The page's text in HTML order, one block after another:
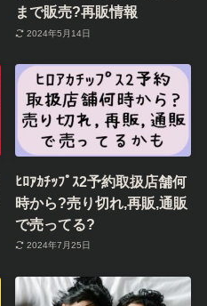
まで販売?再販情報
2024年5月14日
ﾋﾛｱｶﾁｯﾌﾟｽ2予約取扱店舗何
時から?売り切れ,再販,通販
で売ってる?
2024年7月25日